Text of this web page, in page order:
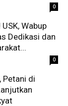
0
Wabup
Dedikasi dan
0
Petani di